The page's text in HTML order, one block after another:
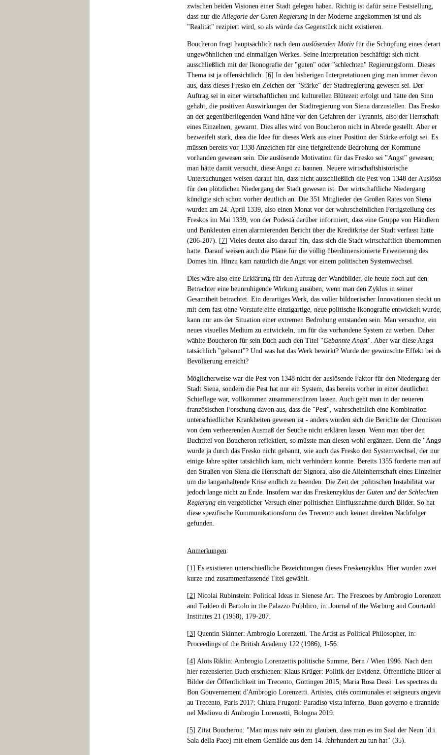
zwischen beiden Visionen einer Stadt gelegen haben. Richtig ist dafür seine Feststellung,
dass nur dieAllegorie der Guten Regierung in der Moderne angekommen ist und als
"Realität" rezipiert wird, so als würde das Gegenstück nicht existieren.
Boucheron fragt hauptsächlich nach dem auslösenden Motivfür die Schöpfung eines derart
ungewöhnlichen und einmaligen Werkes. Seine Interpretation beschäftigt sich nicht
ausschließlich mit der Ikonografie der "guten" oder "schlechten" Regierungsform. Dieses
Thema ist ja offensichtlich. [6] In den bisherigen Interpretationen ging man immer davon
aus, dass dieses Fresko ein Zeichen der "Stärke" der Stadtregierung gewesen sei. Der
Auftrag sei in einer wirtschaftlichen und kulturellen Blütezeit erfolgt und hätte den Sinn
gehabt, die positiven Auswirkungen der Stadtregierung von Siena darzustellen. Das Fresko
an der gegenüberliegenden Wand hätte vor den Gefahren der Tyrannis, also der Herrschaft
eines Einzelnen, gewarnt. Dies alles wird von Boucheron nicht in Abrede gestellt. Aber er
bezweifelt stark, dass die Idee für dieses Werk aus einer Position der Stärke erfolgt sei. Es
müssen bereits vor 1338 Anzeichen für eine tiefgreifende Bedrohung der Kommune
vorhanden gewesen sein. Die auslösende Motivation für das Fresko sei "Angst" gewesen;
man hätte damit versucht, diese Angst zu bannen. Neuere wirtschaftshistorische
Untersuchungen weisen darauf hin, dass nicht ausschließlich die Pest von 1348 der
für den plötzlichen Niedergang der Stadt gewesen ist. Der wirtschaftliche Niedergang
kündigte sich schon vorher deutlich an. Die 351 Mitglieder des Großen Rates von Siena
wurden am 24. April 1339, also einen Monat vor der wahrscheinlichen Fertigstellung des
Freskos im Mai 1339, von der Podestà darüber informiert, dass eine Gruppe von Händlern
und Bankleuten einen alarmierenden Bericht über die Kreditkrise der Stadt verfasst hatte
(206-207). [7] Vieles deutet also darauf hin, dass sich die Stadt wirtschaftlich übernommen
hatte. Darauf weisen auch die Pläne für die völlig überdimensionierte Erweiterung des
Domes hin. Hinzu kam natürlich die Angst vor einem politischen Systemwechsel.
Dies wäre also eine Erklärung für den Auftrag der Wandbilder, die heute noch auf den
Betrachter eine beunruhigende Wirkung ausüben, wenn man den Zyklus in seiner
Gesamtheit betrachtet. Ein derartiges Werk, das voller bildnerischer Innovationen steckt
mit dem fast ohne Vorstufe eine einzigartige, neue politische Ikonografie entwickelt wurde,
kann nur aus der Situation einer extremen Bedrohung entstanden sein. Man versuchte, ein
neues visuelles Medium zu entwickeln, um für das vorhandene System zu werben. Daher
wählte Boucheron für sein Buch auch den Titel "Gebannte Angst". Aber war diese Angst
tatsächlich "gebannt"? Und was hat das Werk bewirkt? Wurde der gewünschte Effekt bei
Bevölkerung erreicht?
Möglicherweise war die Pest von 1348 nicht der auslösende Faktor für den Niedergang der
Stadt Siena, sondern die Pest hat nur ein System, das bereits vorher in einer deutlichen
Schieflage war, vollkommen zusammenstürzen lassen. Auch geht man in der neueren
französischen Forschung davon aus, dass die "Pest", wahrscheinlich eine Kombination
unterschiedlicher Krankheiten gewesen ist - anders würden sich die Berichte der Chronisten
von dem verheerenden Ausmaß der Seuche nicht erklären lassen. Wenn man über den
Buchtitel von Boucheron reflektiert, so müsste man diesen wohl ergänzen. Denn die
wurde ja durch das Fresko nicht gebannt, wie auch das Fresko den Systemwechsel, der nur
einige Jahre später tatsächlich kam, nicht verhindern konnte. Bereits 1355 forderte man auf
den Straßen von Siena die Herrschaft der Signora, also die Alleinherrschaft eines
um die langanhaltende Krise endlich zu beenden. Die Zeit der politischen Instabilität war
jedoch lange nicht zu Ende. Insofern war das Freskenzyklus der Guten und der Schlechten
Regierung ein vergeblicher Versuch einer politischen Einflussnahme durch Bilder. So hat
diese spezifische Kommunikationsform des Trecento auch keinen direkten Nachfolger
gefunden.
Anmerkungen:
[1] Es existieren unterschiedliche Bezeichnungen dieses Freskenzyklus. Hier wurden zwei
kurze und zusammenfassende Titel gewählt.
[2] Nicolai Rubinstein: Political Ideas in Sienese Art. The Frescoes by Ambrogio
and Taddeo di Bartolo in the Palazzo Pubblico, in: Journal of the Warburg and Courtauld
Institutes 21 (1958), 179-207.
[3] Quentin Skinner: Ambrogio Lorenzetti. The Artist as Political Philosopher, in:
Proceedings of the British Academy 122 (1986), 1-56.
[4] Alois Riklin: Ambrogio Lorenzettis politische Summe, Bern / Wien 1996. Nach dem
hier rezensierten Buch erschienen: Klaus Krüger: Politik der Evidenz. Öffentliche Bilder
Bilder der Öffentlichkeit im Trecento, Göttingen 2015; Maria Rosa Dessì: Les spectres du
Bon Gouvernement d'Ambrogio Lorenzetti. Artistes, cités communales et seigneurs
au Trecento, Paris 2017; Chiara Frugoni: Paradiso vista inferno. Buon governo e tirannide
nel Mediovo di Ambrogio Lorenzetti, Bologna 2019.
[5] Zitat Boucheron: "Man muss naiv sein zu glauben, dass man es im Saal der Neun [d.i.
Sala della Pace] mit einem Gemälde aus dem 14. Jahrhundert zu tun hat" (35).